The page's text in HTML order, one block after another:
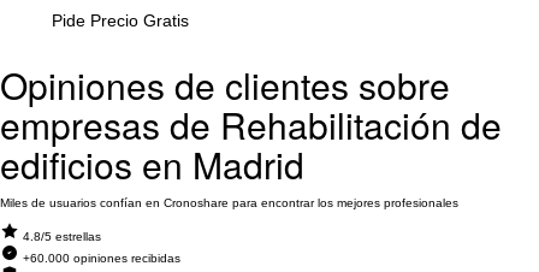
Pide Precio Gratis
Opiniones de clientes sobre
empresas de Rehabilitación de
edificios en Madrid
Miles de usuarios confían en Cronoshare para encontrar los mejores profesionales
4.8/5 estrellas
+60.000 opiniones recibidas